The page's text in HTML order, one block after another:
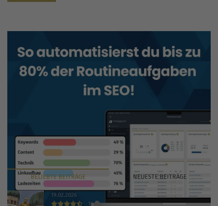
BELIEBTEBEITRÄGE NEUESTEBEITRÄGE
19.02.2026
14